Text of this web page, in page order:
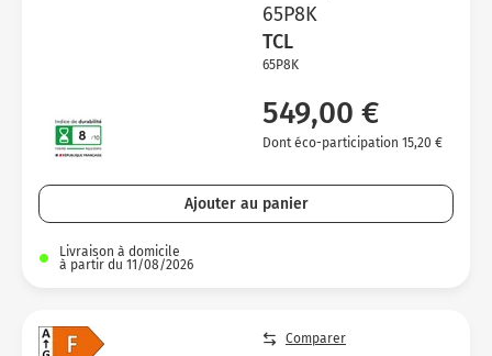
65P8K
TCL
65P8K
549,00 €
Dont éco-participation 15,20 €
Ajouter au panier
Livraison à domicile
à partir du 11/08/2026
Comparer